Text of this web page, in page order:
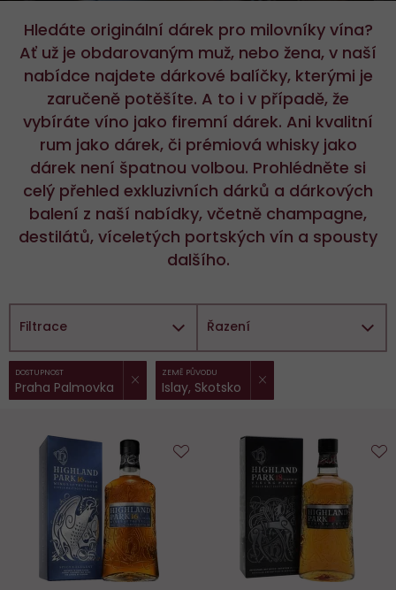
Hledáte originální dárek pro milovníky vína?
Ať už je obdarovaným muž, nebo žena, v naší
nabídce najdete dárkové balíčky, kterými je
zaručeně potěšíte. A to i v případě, že
vybíráte víno jako firemní dárek. Ani kvalitní
rum jako dárek, či prémiová whisky jako
dárek není špatnou volbou. Prohlédněte si
celý přehled exkluzivních dárků a dárkových
balení z naší nabídky, včetně champagne,
destilátů, víceletých portských vín a spousty
dalšího.
Filtrace
Vybrané
filtry:
DOSTUPNOST
Praha Palmovka
ZRUŠIT FILTR
ZEMĚ PŮVODU
Islay, Skotsko
Řazení